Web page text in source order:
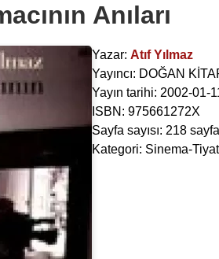
Anıları
Yazar: Atıf Yılmaz
Yayıncı: DOĞAN
Yayın tarihi: 2002-01-
ISBN: 975661272X
Sayfa sayısı: 218 sayfa
Kategori: Sinema-